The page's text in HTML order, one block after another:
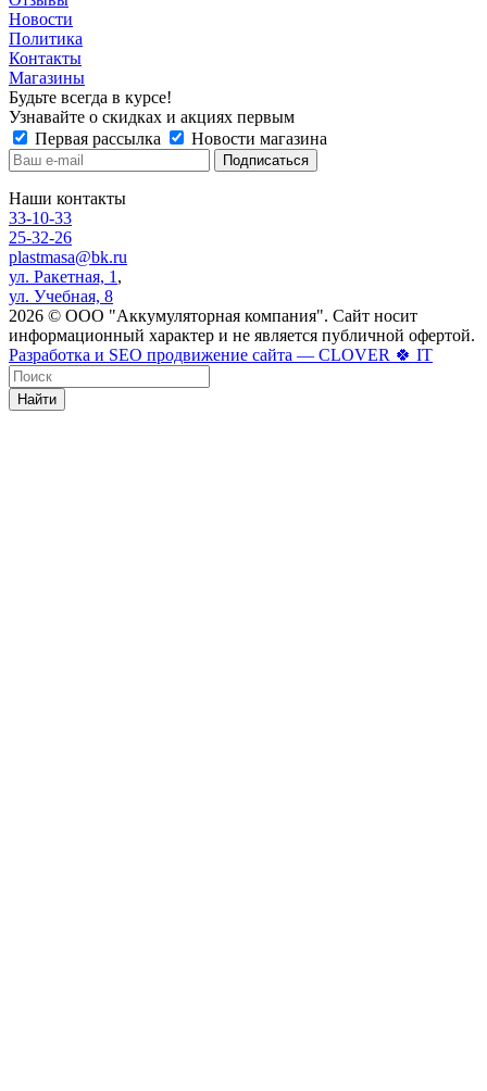
Новости
Политика
Контакты
Магазины
Будьте всегда в курсе!
Узнавайте о скидках и акциях первым
Первая рассылка
Новости магазина
Наши контакты
33-10-33
25-32-26
plastmasa@bk.ru
ул. Ракетная, 1 ,
ул. Учебная, 8
2026 © ООО "Аккумуляторная компания". Сайт носит
информационный характер и не является публичной офертой.
Разработка и SEO продвижение сайта — CLOVER 🍀 IT
Найти